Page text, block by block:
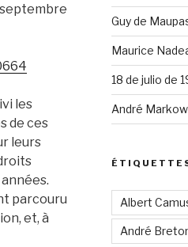
les
de ces
leurs
parcouru
et, à
Guy de
Maurice
18 de julio de
André
Albert
André